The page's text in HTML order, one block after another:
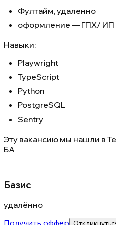
Фултайм, удаленно
оформление — ГПХ/
Навыки:
Playwright
TypeScript
Python
PostgreSQL
Sentry
Эту вакансию мы нашли в
БА
Базис
удалённо